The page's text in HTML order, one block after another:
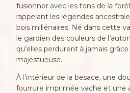
fusionner avec les tons de la
rappelant les légendes
bois millénaires. Né dans cette
le gardien des couleurs de
qu’elles perdurent à jamais
majestueuse.
À l’intérieur de la besace, une
fourrure imprimée vache et une